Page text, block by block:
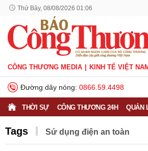
Thứ Bảy, 08/08/2026 01:06
CÔNG THƯƠNG MEDIA KINH TẾ VIỆT
Đường dây nóng: 0866.59.4498
THỜI SỰ CÔNG THƯƠNG 24H QUẢN
Tags Sử dụng điện an toàn